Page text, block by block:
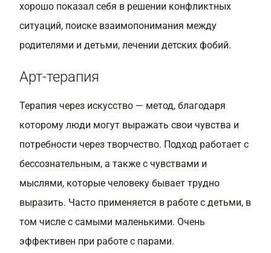
хорошо показал себя в решении конфликтных
ситуаций, поиске взаимопонимания между
родителями и детьми, лечении детских фобий.
Арт-терапия
Терапия через искусство — метод, благодаря
которому люди могут выражать свои чувства и
потребности через творчество. Подход работает с
бессознательным, а также с чувствами и
мыслями, которые человеку бывает трудно
выразить. Часто применяется в работе с детьми, в
том числе с самыми маленькими. Очень
эффективен при работе с парами.